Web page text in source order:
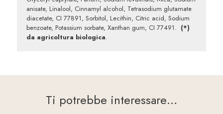
anisate, Linalool, Cinnamyl alcohol, Tetrasodium glutamate
diacetate, CI 77891, Sorbitol, Lecithin, Citric acid, Sodium
benzoate, Potassium sorbate, Xanthan gum, CI 77491. (*)
da agricoltura biologica.
Ti potrebbe interessare…